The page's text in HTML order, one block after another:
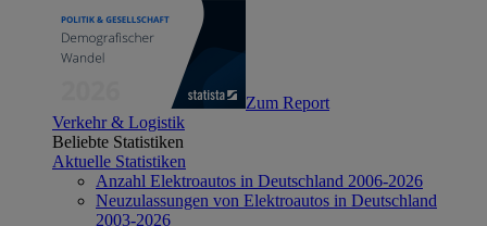
Zum Report
Verkehr & Logistik
Beliebte Statistiken
Aktuelle Statistiken
Anzahl Elektroautos in Deutschland 2006-2026
Neuzulassungen von Elektroautos in Deutschland
2003-2026